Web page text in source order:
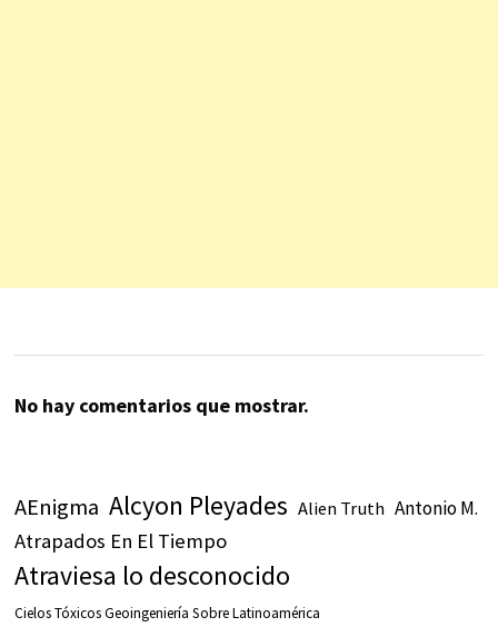
No hay comentarios que mostrar.
AEnigma Alcyon Pleyades Alien Truth Antonio M.
Atrapados En El Tiempo
Atraviesa lo desconocido
Cielos Tóxicos Geoingeniería Sobre Latinoamérica